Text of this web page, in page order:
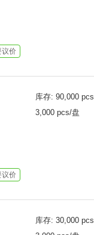
议价
议价
库存: 90,000 pcs
3,000 pcs/盘
库存: 30,000 pcs